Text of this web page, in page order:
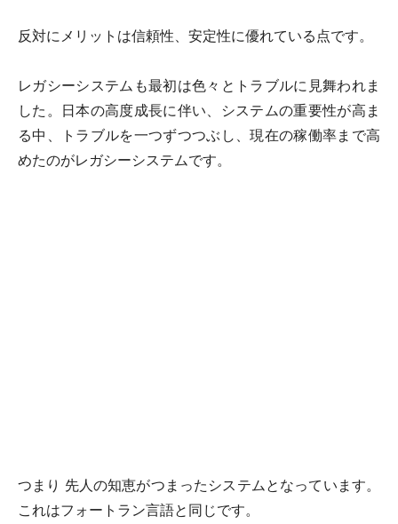
反対にメリットは信頼性、安定性に優れている点です。
レガシーシステムも最初は色々とトラブルに見舞われま
した。日本の高度成長に伴い、システムの重要性が高ま
る中、トラブルを一つずつつぶし、現在の稼働率まで高
めたのがレガシーシステムです。
つまり 先人の知恵がつまったシステムとなっています。
これはフォートラン言語と同じです。